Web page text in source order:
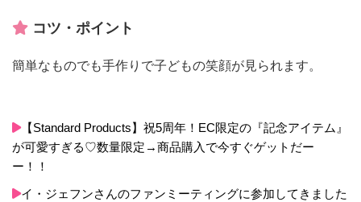
コツ・ポイント
簡単なものでも手作りで子どもの笑顔が見られます。
【Standard Products】祝5周年！EC限定の『記念アイテム』
が可愛すぎる♡数量限定→商品購入で今すぐゲットだー
ー！！
イ・ジェフンさんのファンミーティングに参加してきました